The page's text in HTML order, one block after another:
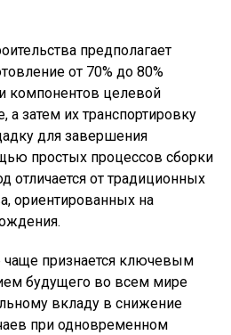
предполагает
от 70% до 80%
компонентов целевой
а затем их транспортировку
для завершения
простых процессов сборки
отличается от традиционных
ориентированных на
чаще признается ключевым
будущего во всем мире
вкладу в снижение
при одновременном